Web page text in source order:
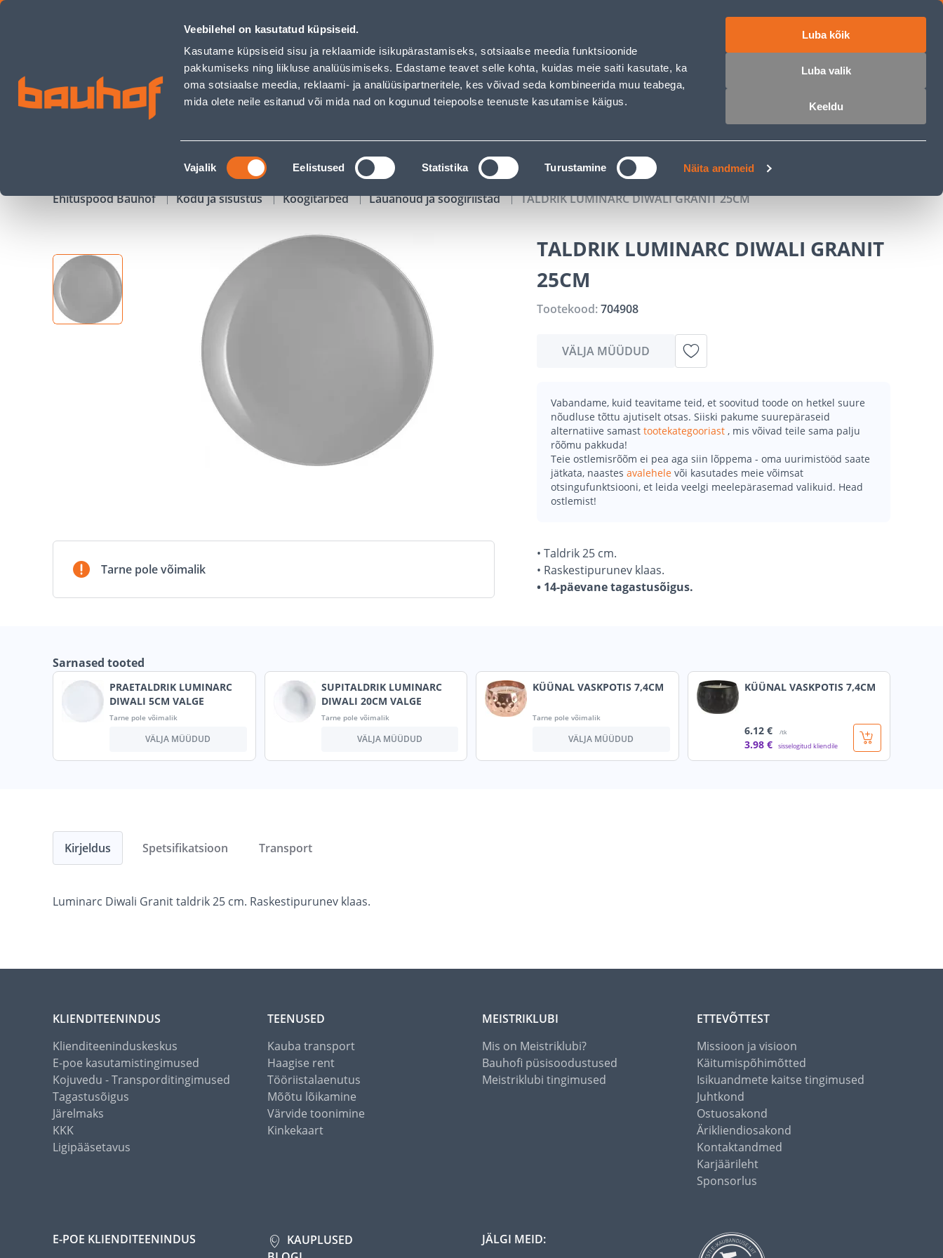
Veebilehel on kasutatud küpsiseid.
Kasutame küpsiseid sisu ja reklaamide isikupärastamiseks, sotsiaalse meedia funktsioonide
pakkumiseks ning liikluse analüüsimiseks. Edastame teavet selle kohta, kuidas meie saiti kasutate, ka
oma sotsiaalse meedia, reklaami- ja analüüsipartneritele, kes võivad seda kombineerida muu teabega,
mida olete neile esitanud või mida nad on kogunud teiepoolse teenuste kasutamise käigus.
Nõusoleku
valik
Vajalik Eelistused Statistika Turustamine Näita andmeid
Luba kõik
Luba valik
Keeldu
TALDRIK LUMINARC DIWALI GRANIT 25CM - Bauhof has loaded
Äriklienditeenindus Klienditeenindus Teenused Karjäärileht
OTSI Logi sisse
KAMPAANIAD KATALOOGID TÖÖRIISTALAENUTUS JÄRELMAKS
Ehituspood Bauhof Kodu ja sisustus Köögitarbed Lauanõud ja söögiriistad TALDRIK LUMINARC DIWALI GRANIT 25CM
Tarne pole võimalik
TALDRIK LUMINARC DIWALI GRANIT
25CM
Tootekood:704908
VÄLJA MÜÜDUD
Vabandame, kuid teavitame teid, et soovitud toode on hetkel suure
nõudluse tõttu ajutiselt otsas. Siiski pakume suurepäraseid
alternatiive samast tootekategooriast , mis võivad teile sama palju
rõõmu pakkuda!
Teie ostlemisrõõm ei pea aga siin lõppema - oma uurimistööd saate
jätkata, naastes avalehele või kasutades meie võimsat
otsingufunktsiooni, et leida veelgi meelepärasemad valikuid. Head
ostlemist!
• Taldrik 25 cm.
• Raskestipurunev klaas.
• 14-päevane tagastusõigus.
Sarnased tooted
PRAETALDRIK LUMINARC
DIWALI 5CM VALGE
Tarne pole võimalik
VÄLJA MÜÜDUD
SUPITALDRIK LUMINARC
DIWALI 20CM VALGE
Tarne pole võimalik
VÄLJA MÜÜDUD
KÜÜNAL VASKPOTIS 7,4CM
Tarne pole võimalik
VÄLJA MÜÜDUD
KÜÜNAL VASKPOTIS 7,4CM
6.12 € /tk
3.98 € sisselogitud kliendile
Kirjeldus
Luminarc Diwali Granit taldrik 25 cm. Raskestipurunev klaas.
Spetsifikatsioon Transport
KLIENDITEENINDUS
Klienditeeninduskeskus
E-poe kasutamistingimused
Kojuvedu - Transporditingimused
Tagastusõigus
Järelmaks
KKK
Ligipääsetavus
TEENUSED
Kauba transport
Haagise rent
Tööriistalaenutus
Mõõtu lõikamine
Värvide toonimine
Kinkekaart
MEISTRIKLUBI
Mis on Meistriklubi?
Bauhofi püsisoodustused
Meistriklubi tingimused
ETTEVÕTTEST
Missioon ja visioon
Käitumispõhimõtted
Isikuandmete kaitse tingimused
Juhtkond
Ostuosakond
Ärikliendiosakond
Kontaktandmed
Karjäärileht
Sponsorlus
E-POE KLIENDITEENINDUS
KAUPLUSED
JÄLGI MEID: